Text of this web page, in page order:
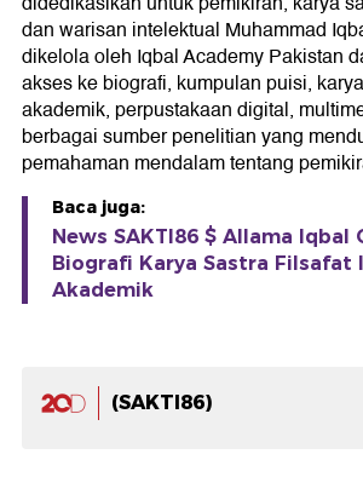
dan warisan intelektual Muhammad
dikelola oleh Iqbal Academy Pakistan
akses ke biografi, kumpulan puisi,
akademik, perpustakaan digital,
berbagai sumber penelitian yang
pemahaman mendalam tentang
Baca juga:
News SAKTI86 $ Allama
Biografi Karya Sastra Filsafat
Akademik
(SAKTI86)